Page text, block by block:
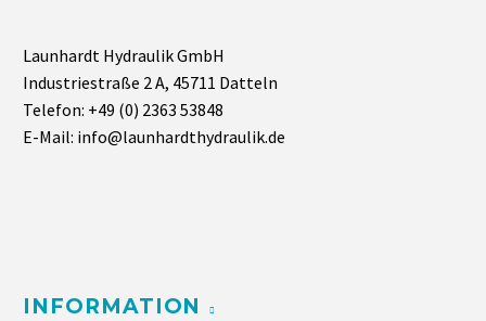
Launhardt Hydraulik GmbH
Industriestraße 2 A, 45711 Datteln
Telefon: +49 (0) 2363 53848
E-Mail: info@launhardthydraulik.de
INFORMATION